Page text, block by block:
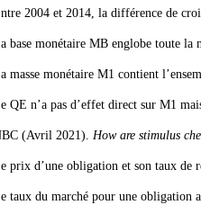
2004 et 2014, la différence de
base monétaire MB englobe toute la
masse monétaire M1 contient
QE n’a pas d’effet direct sur M1
(Avril 2021).How are stimulus
prix d’une obligation et son taux de
taux du marché pour une obligation